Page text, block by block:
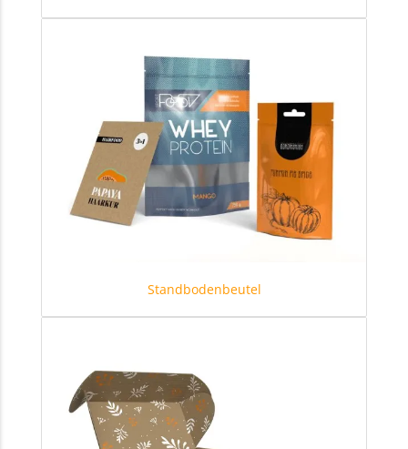
Standbodenbeutel